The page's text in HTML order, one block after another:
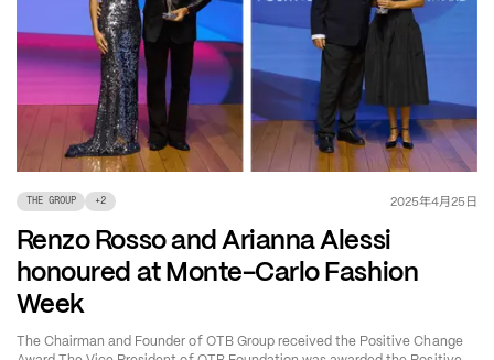
THE GROUP +2 2025年4月25日
Renzo Rosso and Arianna Alessi
honoured at Monte-Carlo Fashion
Week
The Chairman and Founder of OTB Group received the Positive Change